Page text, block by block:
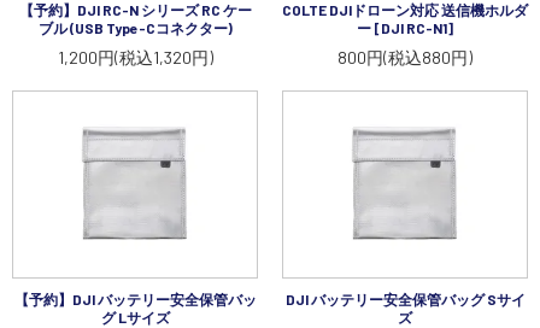
【予約】DJI RC-N シリーズ RC ケー
ブル (USB Type-Cコネクター)
1,200円(税込1,320円)
COLTE DJIドローン対応 送信機ホルダ
ー [DJI RC-N1]
800円(税込880円)
【予約】DJI バッテリー安全保管バッ
グ Lサイズ
DJI バッテリー安全保管バッグ Sサイ
ズ